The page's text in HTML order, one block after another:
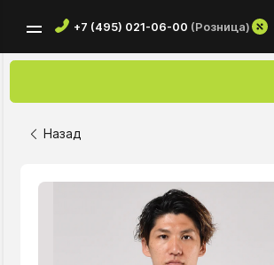
+7 (495) 021-06-00 (Розница)
Назад